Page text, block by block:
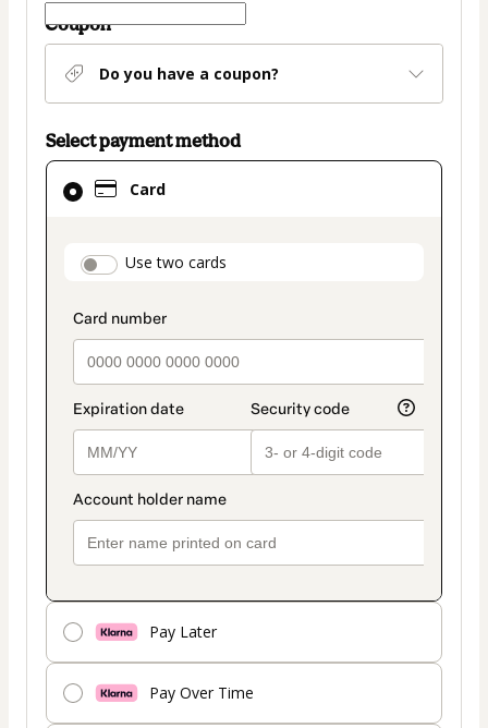
Coupon
Do you have a coupon?
Select payment method
Card
payment_data.section_title_v2
Use two cards
Pay Later
Pay Over Time
Card
selected
method